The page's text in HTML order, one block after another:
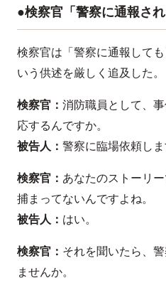
●検察官「警察に通報さ
検察官は「警察に通報して
いう供述を厳しく追及した。
検察官： 消防職員として、
応するんですか。
被告人： 警察に臨場依頼しま
検察官： あなたのストーリ
捕まってないんですよね。
被告人： はい。
検察官： それを聞いたら、
ませんか。